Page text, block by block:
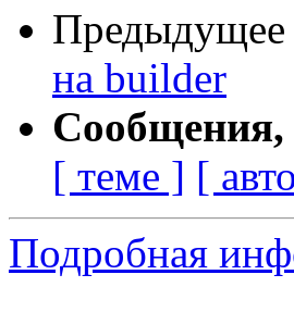
на builder
Сообщения,
[ теме ] [
Подробная